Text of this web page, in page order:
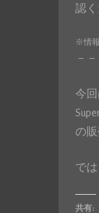
認く
※情
－－
今回
の販
では
共有: